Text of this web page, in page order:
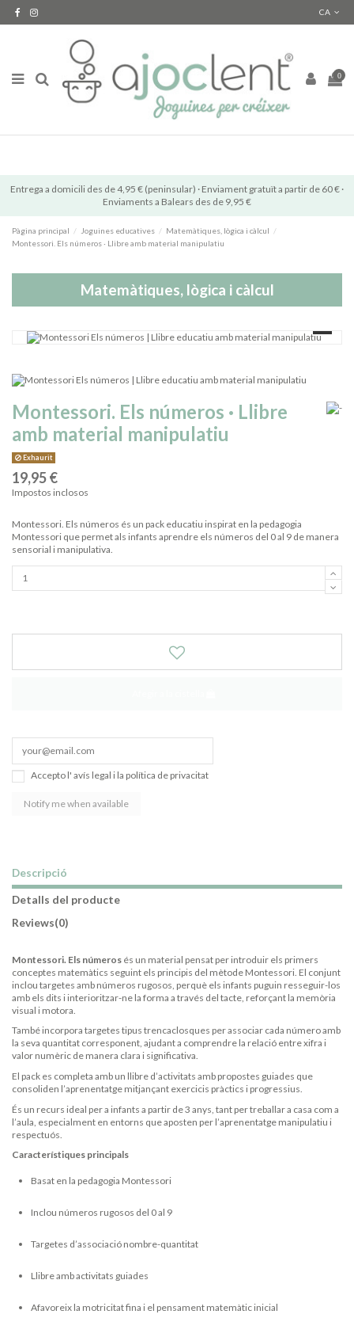
CA
0
Entrega a domicili des de 4,95 € (peninsular) · Enviament gratuït a partir de 60 € ·
Enviaments a Balears des de 9,95 €
Pàgina principal Joguines educatives
Matemàtiques, lògica i càlcul
Montessori. Els números · Llibre amb material manipulatiu
Matemàtiques, lògica i càlcul
Montessori. Els números · Llibre
amb material manipulatiu
Exhaurit
19,95 €
Impostos inclosos
Montessori. Els números és un pack educatiu inspirat en la pedagogia
Montessori que permet als infants aprendre els números del 0 al 9 de manera
sensorial i manipulativa.
Accepto l' avís legal i la política de privacitat
Descripció
Detalls del producte
Reviews(0)
Montessori. Els números és un material pensat per introduir els primers
conceptes matemàtics seguint els principis del mètode Montessori. El conjunt
inclou targetes amb números rugosos, perquè els infants puguin resseguir-los
amb els dits i interioritzar-ne la forma a través del tacte, reforçant la memòria
visual i motora.
També incorpora targetes tipus trencaclosques per associar cada número amb
la seva quantitat corresponent, ajudant a comprendre la relació entre xifra i
valor numèric de manera clara i significativa.
El pack es completa amb un llibre d’activitats amb propostes guiades que
consoliden l’aprenentatge mitjançant exercicis pràctics i progressius.
És un recurs ideal per a infants a partir de 3 anys, tant per treballar a casa com a
l’aula, especialment en entorns que aposten per l’aprenentatge manipulatiu i
respectuós.
Característiques principals
Basat en la pedagogia Montessori
Inclou números rugosos del 0 al 9
Targetes d’associació nombre-quantitat
Llibre amb activitats guiades
Afavoreix la motricitat fina i el pensament matemàtic inicial